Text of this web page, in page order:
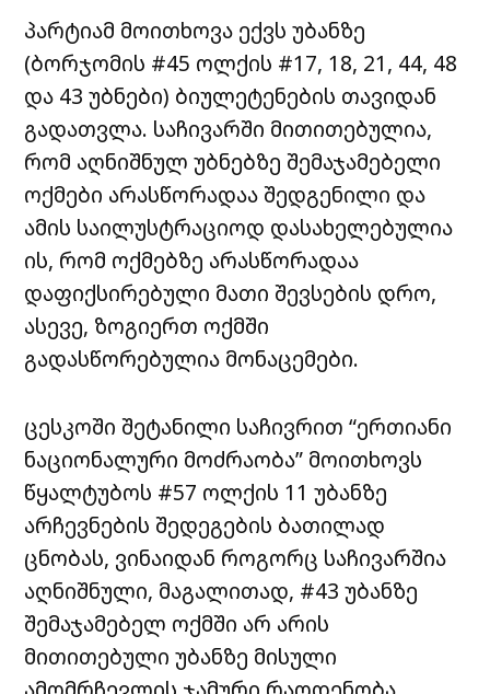
პარტიამ მოითხოვა ექვს უბანზე
(ბორჯომის #45 ოლქის #17, 18, 21, 44, 48
და 43 უბნები) ბიულეტენების თავიდან
გადათვლა. საჩივარში მითითებულია,
რომ აღნიშნულ უბნებზე შემაჯამებელი
ოქმები არასწორადაა შედგენილი და
ამის საილუსტრაციოდ დასახელებულია
ის, რომ ოქმებზე არასწორადაა
დაფიქსირებული მათი შევსების დრო,
ასევე, ზოგიერთ ოქმში
გადასწორებულია მონაცემები.
ცესკოში შეტანილი საჩივრით “ერთიანი
ნაციონალური მოძრაობა” მოითხოვს
წყალტუბოს #57 ოლქის 11 უბანზე
არჩევნების შედეგების ბათილად
ცნობას, ვინაიდან როგორც საჩივარშია
აღნიშნული, მაგალითად, #43 უბანზე
შემაჯამებელ ოქმში არ არის
მითითებული უბანზე მისული